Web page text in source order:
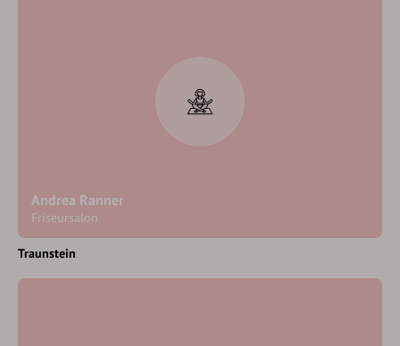
Andrea Ranner
Friseursalon
Traunstein